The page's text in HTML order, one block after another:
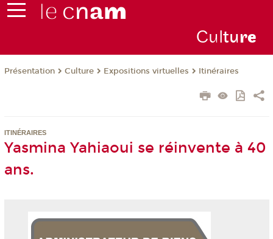
Culture
Présentation Culture Expositions virtuelles Itinéraires
ITINÉRAIRES
Yasmina Yahiaoui se réinvente à 40
ans.